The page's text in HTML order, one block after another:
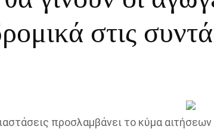
στις
προσλαμβάνει το κύμα